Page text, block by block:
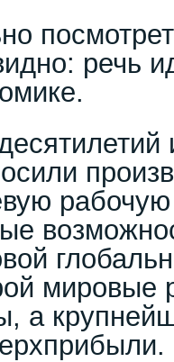
речь
рабочую
мировые
а